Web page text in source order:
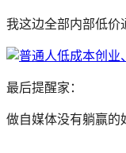
我这边全部内部低价
最后提醒家：
做自媒体没有躺赢的